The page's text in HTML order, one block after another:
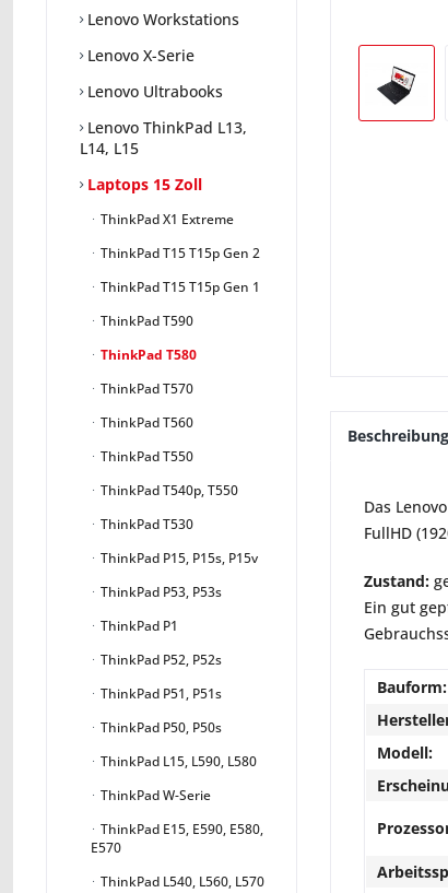
Lenovo Workstations
Lenovo X-Serie
Lenovo Ultrabooks
Lenovo ThinkPad L13,
L14, L15
Laptops 15 Zoll
ThinkPad X1 Extreme
ThinkPad T15 T15p Gen 2
ThinkPad T15 T15p Gen 1
ThinkPad T590
ThinkPad T580
ThinkPad T570
ThinkPad T560
ThinkPad T550
ThinkPad T540p, T550
ThinkPad T530
ThinkPad P15, P15s, P15v
ThinkPad P53, P53s
ThinkPad P1
ThinkPad P52, P52s
ThinkPad P51, P51s
ThinkPad P50, P50s
ThinkPad L15, L590, L580
ThinkPad W-Serie
ThinkPad E15, E590, E580,
E570
ThinkPad L540, L560, L570
Beschreibung
Das
FullHD
Zustand:
Ein gut
Bauform:
Modell: